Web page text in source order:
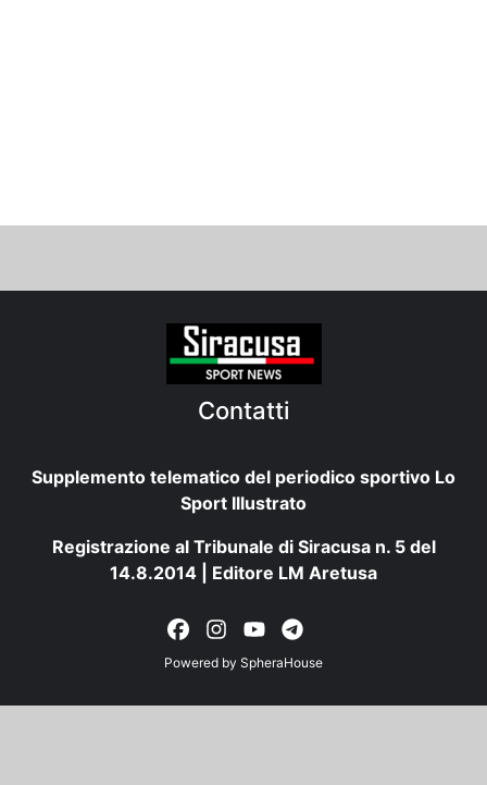
Contatti
Supplemento telematico del periodico sportivo Lo
Sport Illustrato
Registrazione al Tribunale di Siracusa n. 5 del
14.8.2014 | Editore LM Aretusa
Powered by SpheraHouse